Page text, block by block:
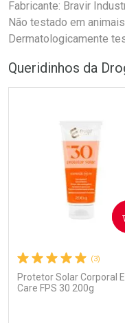
Fabricante: Bravir
Não testado em animais
Dermatologicamente
Queridinhos da
(3)
Protetor Solar Corporal
Care FPS 30 200g
COMPRAR